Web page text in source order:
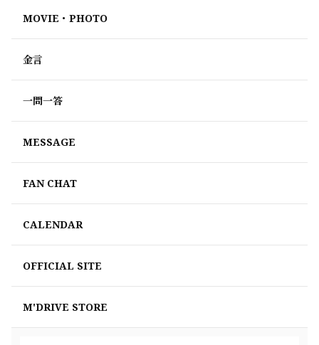
MOVIE・PHOTO
金言
一問一答
MESSAGE
FAN CHAT
CALENDAR
OFFICIAL SITE
M'DRIVE STORE